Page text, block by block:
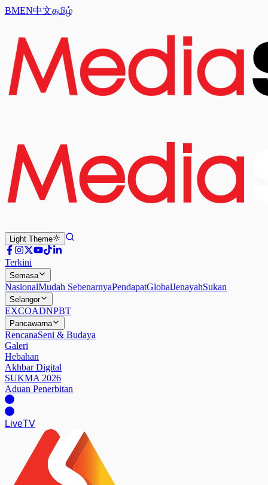
BMEN中文தமிழ்
Light Theme
Terkini
Semasa
NasionalMudah SebenarnyaPendapatGlobalJenayahSukan
Selangor
EXCOADNPBT
Pancawarna
RencanaSeni & Budaya
Galeri
Hebahan
Akhbar Digital
SUKMA 2026
Aduan Penerbitan
LiveTV